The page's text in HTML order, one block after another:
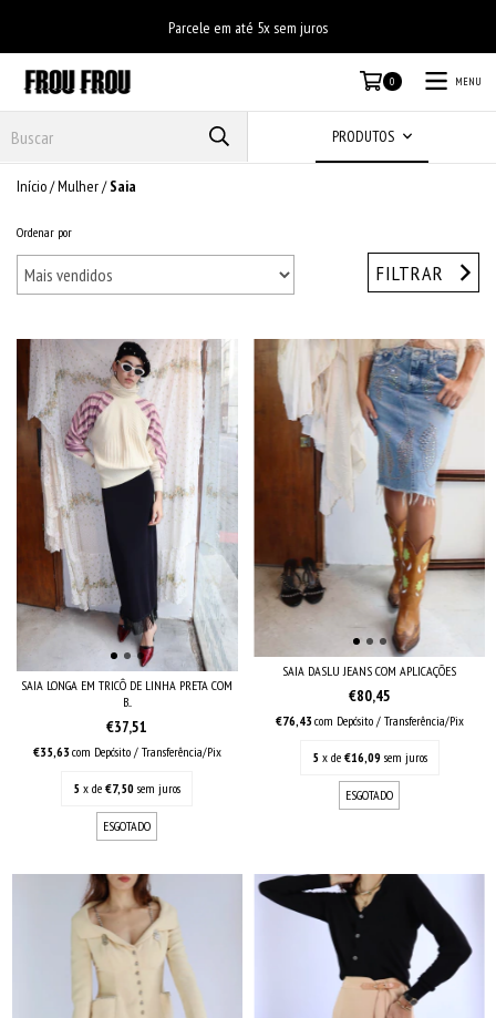
Parcele em até 5x sem juros
0 MENU
PRODUTOS
Início/Mulher/ Saia
Ordenar por
FILTRAR
SAIA LONGA EM TRICÔ DE LINHA PRETA COM
B...
€37,51
€35,63 com Depósito / Transferência/Pix
5 x de €7,50 sem juros
ESGOTADO
SAIA DASLU JEANS COM APLICAÇÕES
€80,45
€76,43 com Depósito / Transferência/Pix
5 x de €16,09 sem juros
ESGOTADO